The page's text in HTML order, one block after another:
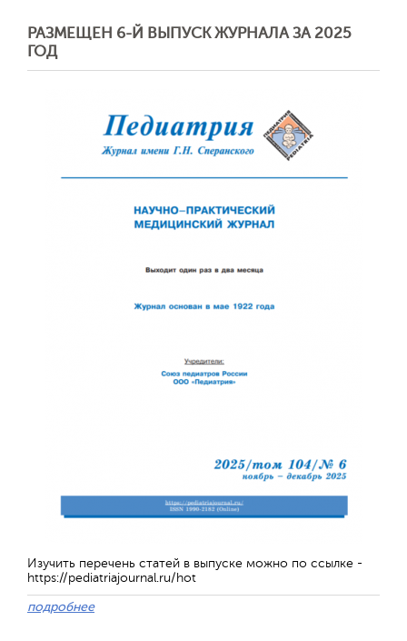
РАЗМЕЩЕН 6-Й ВЫПУСК ЖУРНАЛА ЗА 2025
ГОД
Изучить перечень статей в выпуске можно по ссылке -
https://pediatriajournal.ru/hot
подробнее